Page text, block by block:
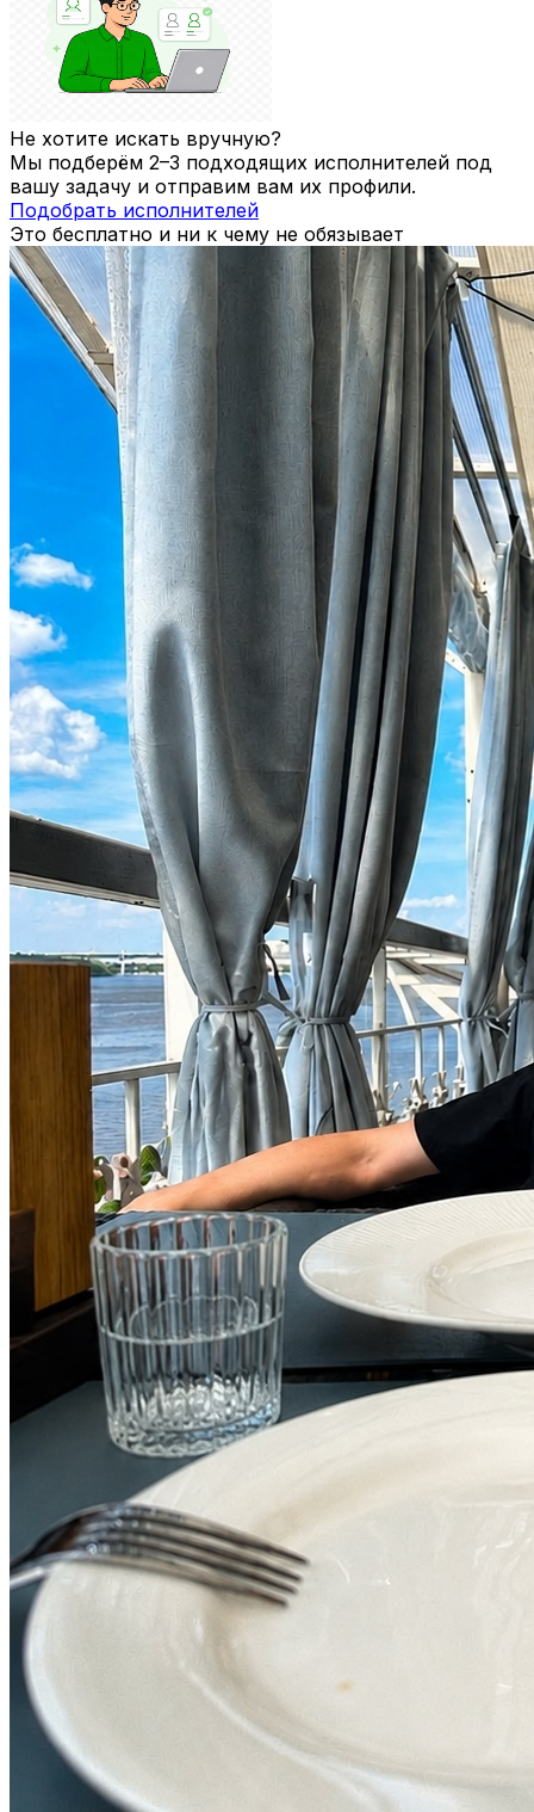
Не хотите искать вручную?
Мы подберём 2–3 подходящих исполнителей под
вашу задачу и отправим вам их профили.
Подобрать исполнителей
Это бесплатно и ни к чему не обязывает